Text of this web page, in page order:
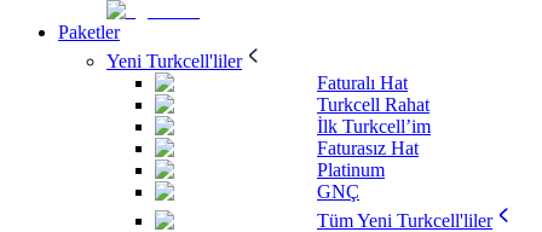
Paketler
Yeni Turkcell'liler
Faturalı Hat
Turkcell Rahat
İlk Turkcell’im
Faturasız Hat
Platinum
GNÇ
Tüm Yeni Turkcell'liler